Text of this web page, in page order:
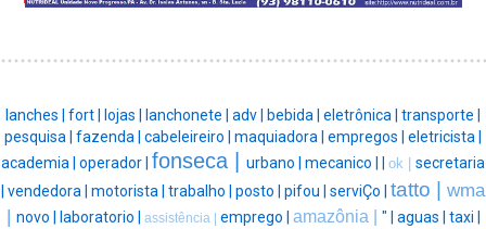
lanches | fort | lojas | lanchonete | adv | bebida | eletrônica | transporte |
pesquisa | fazenda | cabeleireiro | maquiadora | empregos | eletricista |
academia | operador | fonseca | urbano | mecanico | ok | secretaria
vendedora | motorista | trabalho | posto | pifou | serviÇo | tatto | wma
| novo | laboratorio | assistência | emprego | amazônia | " | aguas | taxi |